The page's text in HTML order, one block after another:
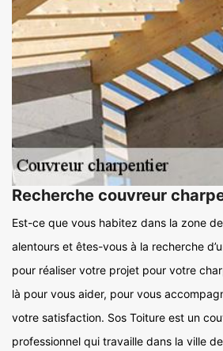
Recherche couvreur
Est-ce que vous habitez dans la zone
alentours et êtes-vous à la recherche
pour réaliser votre projet pour votre
là pour vous aider, pour vous
votre satisfaction. Sos Toiture est un
professionnel qui travaille dans la ville